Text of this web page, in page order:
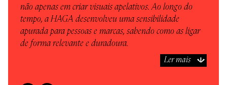
não apenas em criar visuais apelativos. Ao longo do
tempo, a HAGA desenvolveu uma sensibilidade
apurada para pessoas e marcas, sabendo como as ligar
de forma relevante e duradoura.
Ler mais